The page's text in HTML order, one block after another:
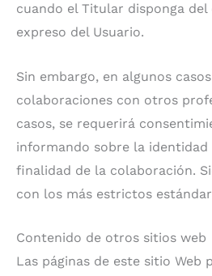
cuando el Titular disponga
expreso del Usuario.
Sin embargo, en algunos
colaboraciones con otros
casos, se requerirá
informando sobre la
finalidad de la colaboración.
con los más estrictos
Contenido de otros sitios web
Las páginas de este sitio Web